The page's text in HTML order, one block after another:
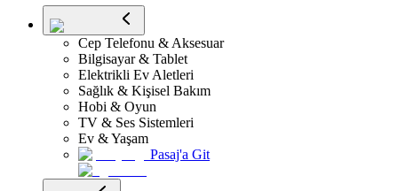
Cep Telefonu & Aksesuar
Bilgisayar & Tablet
Elektrikli Ev Aletleri
Sağlık & Kişisel Bakım
Hobi & Oyun
TV & Ses Sistemleri
Ev & Yaşam
Pasaj'a Git